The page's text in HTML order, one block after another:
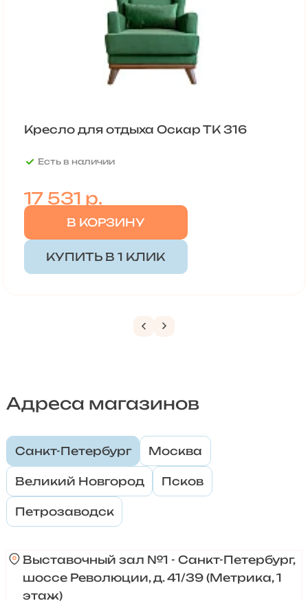
Кресло для отдыха Оскар ТК 316
Есть в наличии
17 531 р.
В КОРЗИНУ
КУПИТЬ В 1 КЛИК
Адреса магазинов
Санкт-Петербург Москва
Великий Новгород Псков
Петрозаводск
Выставочный зал №1 - Санкт-Петербург,
шоссе Революции, д. 41/39 (Метрика, 1
этаж)